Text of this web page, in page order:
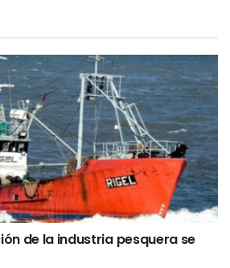
de la industria pesquera se